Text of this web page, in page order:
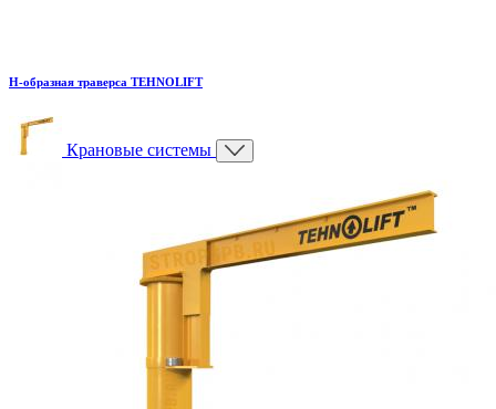
H-образная траверса TEHNOLIFT
Крановые системы